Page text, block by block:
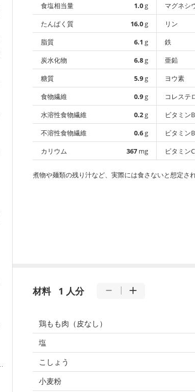
食塩相当量
1.0g
たんぱく質
16.0g
脂質
6.1 g
炭水化物
6.8g
糖質
5.9g
食物繊維
0.9g
水溶性食物繊維
0.2g
不溶性食物繊維
0.6g
カリウム
367 mg
マグネシ
リン
鉄
亜鉛
ヨウ素
コレステ
ビタミン
ビタミン
ビタミンC
煮物や麺類の残り汁など、実際には食さないと想定さ
材料 1 人分
鶏もも肉（皮なし）
塩
こしょう
小麦粉